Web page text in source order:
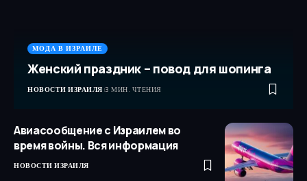
МОДА В ИЗРАИЛЕ
Женский праздник – повод для шопинга
НОВОСТИ ИЗРАИЛЯ 3 МИН. ЧТЕНИЯ
Авиасообщение с Израилем во
время войны. Вся информация
НОВОСТИ ИЗРАИЛЯ